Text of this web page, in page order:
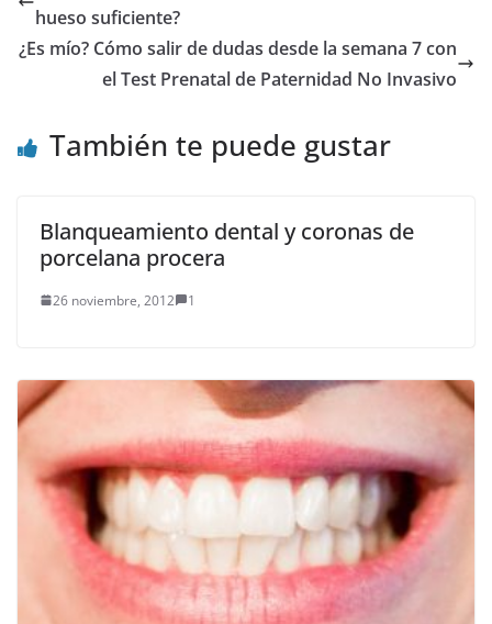
hueso suficiente?
¿Es mío? Cómo salir de dudas desde la semana 7 con
el Test Prenatal de Paternidad No Invasivo
También te puede gustar
Blanqueamiento dental y coronas de
porcelana procera
26 noviembre, 2012 1